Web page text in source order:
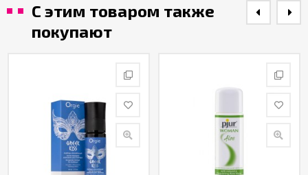
С этим товаром также
покупают